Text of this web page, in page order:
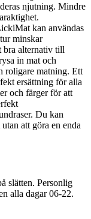
njutning. Mindre
kan användas
minskar
bra alternativ till
in mat och
roligare matning. Ett
ersättning för alla
och färger för att
Du kan
att göra en enda
slätten. Personlig
alla dagar 06-22.